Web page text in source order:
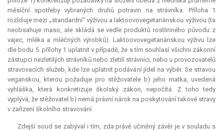
měsíční spotřeby vybraných druhů potravin na strávníka. Příloha 1
rozlišuje mezi „standardní“ výživou a laktoovovegetariánskou výživou (ta
neobsahuje maso, ale skládá se vedle produktů rostlinného původu z
vajec, mléka a mléčných výrobků). Laktoovovegetariánskou výživu lze
dle bodu 5. přílohy 1 uplatnit v případě, že s tím souhlasí všichni zákonní
zástupci nezletilých strávníků nebo zletilí strávníci, nebo u provozovatelů
stravovacích služeb, kde lze uplatnit podávání jídel na výběr. Se stravou
veganskou, kterou požaduje pro stěžovatele b) jeho matka, uvedená
vyhláška, která konkretizuje školský zákon, nepočítá. Z toho tedy
vyplývá, že stěžovatel b) nemá právní nárok na poskytování takové stravy
v zařízení školního stravování.
Zdejší soud se zabýval i tím, zda právě učiněný závěr je v souladu s